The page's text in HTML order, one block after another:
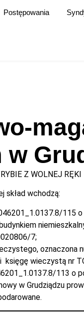
Postępowania
Z WOLNEJ RĘKI
skład wchodzą:
115
7;
oznaczona
księgę wieczystą nr
113 o
w Grudziądzu